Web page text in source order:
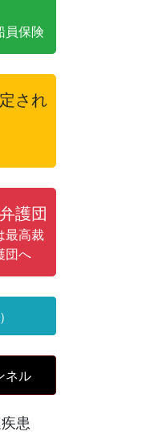
員保険
され
護団
最高裁
団へ
ネル
患